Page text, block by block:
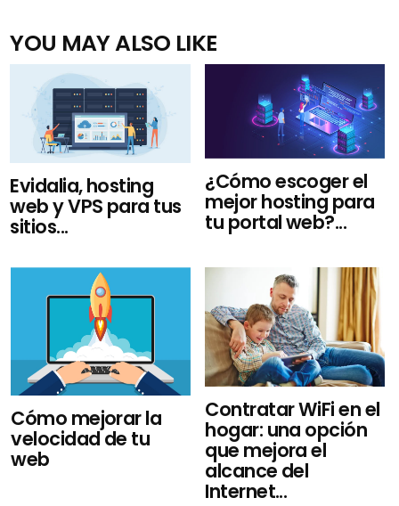
YOU MAY ALSO LIKE
Evidalia, hosting
web y VPS para tus
sitios...
¿Cómo escoger el
mejor hosting para
tu portal web?...
Cómo mejorar la
velocidad de tu
web
Contratar WiFi en el
hogar: una opción
que mejora el
alcance del
Internet...